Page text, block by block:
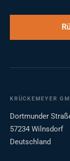
KRÜCKEMEYER
Dortmunder
57234 Wilnsdorf
Deutschland